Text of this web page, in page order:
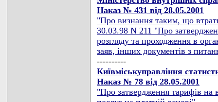
Наказ № 431 від 28.05.2001
"Про визнання таким, що
30.03.98 N 211 "Про
розгляду та проходження в
заяв, інших документів з
----------
Київміськуправління
Наказ № 78 від 28.05.2001
"Про затвердження тарифів на